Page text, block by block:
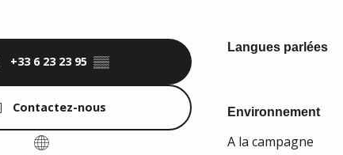
+33 6 23 23 95 ▒▒
Contactez-nous
Langues parlées
Langues parlées
Environnement
Environnement
A la campagne